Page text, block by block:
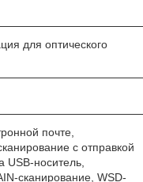
для оптического
почте,
с отправкой
USB-носитель,
сканирование, WSD-